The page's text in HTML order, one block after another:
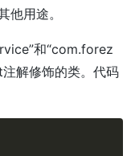
他用途。
和“com.forez
解修饰的类。代码